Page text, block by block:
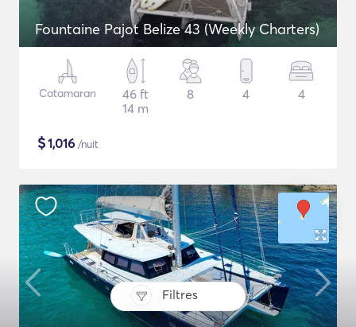
Filtres
Fountaine Pajot Belize 43 (Weekly Charters)
Catamaran
46 ft
14 m
8 4 4
$1,016 /nuit